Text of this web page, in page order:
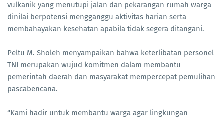
vulkanik yang menutupi jalan dan pekarangan rumah warga
dinilai berpotensi mengganggu aktivitas harian serta
membahayakan kesehatan apabila tidak segera ditangani.
Peltu M. Sholeh menyampaikan bahwa keterlibatan personel
TNI merupakan wujud komitmen dalam membantu
pemerintah daerah dan masyarakat mempercepat pemulihan
pascabencana.
“Kami hadir untuk membantu warga agar lingkungan